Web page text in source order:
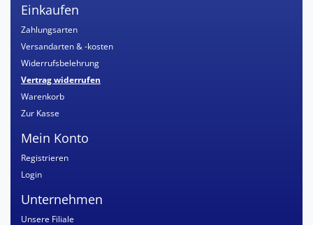
Einkaufen
Zahlungsarten
Versandarten & -kosten
Widerrufsbelehrung
Vertrag widerrufen
Warenkorb
Zur Kasse
Mein Konto
Registrieren
Login
Unternehmen
Unsere Filiale